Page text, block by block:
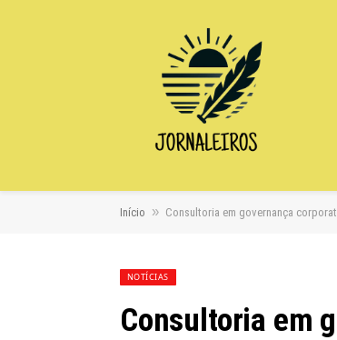
Início » Consultoria em governança
NOTÍCIAS
Consultoria em